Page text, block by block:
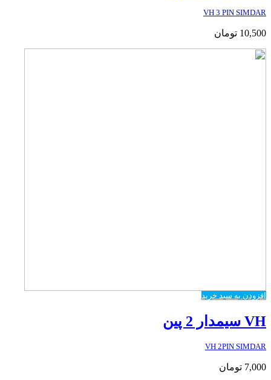
VH 3 PIN SIMDAR
10,500 تومان
افزودن به سبد خرید
VH سیمدار 2 پین
VH 2PIN SIMDAR
7,000 تومان